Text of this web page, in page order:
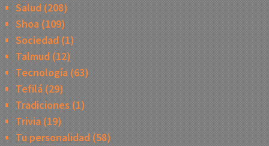
Salud (208)
Shoa(109)
Sociedad(1)
Talmud (12)
Tecnología(63)
Tefilá(29)
Tradiciones (1)
Trivia(19)
Tu personalidad(58)